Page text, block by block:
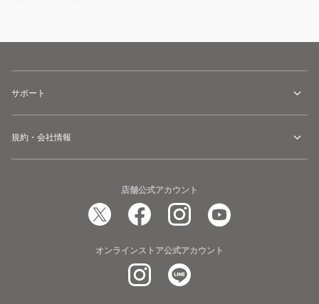
サポート
規約・会社情報
店舗公式アカウント
オンラインストア公式アカウント